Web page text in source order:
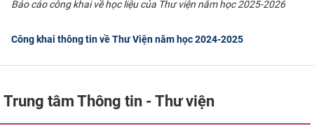
ĐÀO TẠO
ĐẢM BẢO CHẤT LƯỢNG
HTQT
Báo cáo công khai về học liệu của Thư viện năm học 2025-2026
Công khai thông tin về Thư Viện năm học 2024-2025
Trung tâm Thông tin - Thư viện